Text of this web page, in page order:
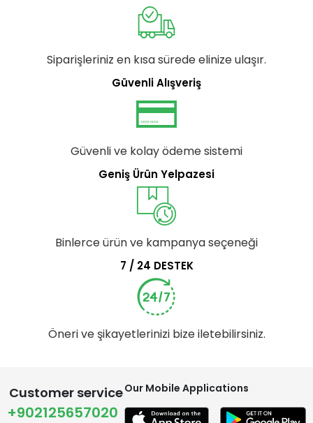
Siparişleriniz en kısa sürede elinize ulaşır.
Güvenli Alışveriş
Güvenli ve kolay ödeme sistemi
Geniş Ürün Yelpazesi
Binlerce ürün ve kampanya seçeneği
7 / 24 DESTEK
Öneri ve şikayetlerinizi bize iletebilirsiniz.
Customer service
+902125657020
Our Mobile Applications